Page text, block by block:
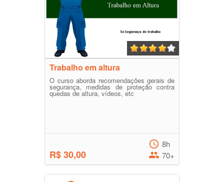
Trabalho em altura
O curso aborda recomendações gerais de
segurança, medidas de proteção contra
quedas de altura, vídeos, etc
R$ 30,00
8h
70+